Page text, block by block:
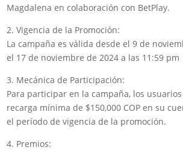
Magdalena en colaboración con BetPlay.
2. Vigencia de la Promoción:
La campaña es válida desde el 9 de
el 17 de noviembre de 2024 a las 11:59 pm
3. Mecánica de Participación:
Para participar en la campaña, los
recarga mínima de $150,000 COP en su
el período de vigencia de la promoción.
4. Premios: